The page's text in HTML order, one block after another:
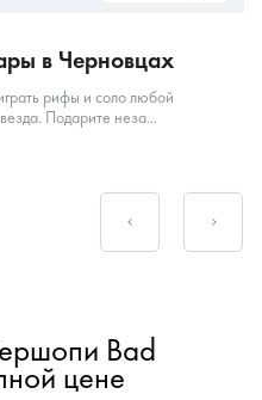
в Черновцах
рифы и соло любой
Подарите неза...
Bad
цене